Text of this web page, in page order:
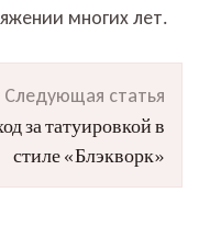
многих лет.
Следующая статья
за татуировкой в
стиле «Блэкворк»